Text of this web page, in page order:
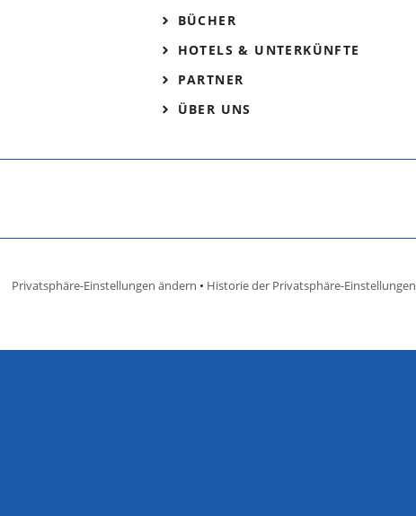
BÜCHER
HOTELS & UNTERKÜNFTE
PARTNER
ÜBER UNS
Privatsphäre-Einstellungen ändern • Historie der Privatsphäre-Einstellungen